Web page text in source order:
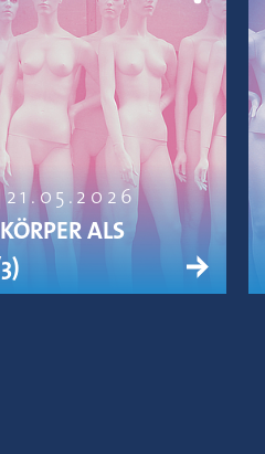
21.05.2026
ALS